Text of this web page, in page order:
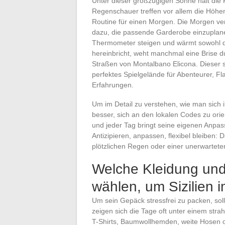
Regenschauer treffen vor allem die
Routine für einen Morgen. Die Morgen
dazu, die passende Garderobe
Thermometer steigen und wärmt sowohl
hereinbricht, weht manchmal eine Brise
Straßen von Montalbano Elicona. Dieser
perfektes Spielgelände für Abenteurer,
Erfahrungen.
Um im Detail zu verstehen, wie man
besser, sich an den lokalen Codes zu
und jeder Tag bringt seine eigenen
Antizipieren, anpassen, flexibel bleiben:
plötzlichen Regen oder einer
Welche Kleidung
wählen, um Sizilien
Um sein Gepäck stressfrei zu packen,
zeigen sich die Tage oft unter einem
T-Shirts, Baumwollhemden, weite